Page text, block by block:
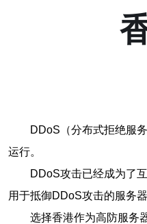
DDoS（分布式拒绝服
运行。
DDoS攻击已经成为了
用于抵御DDoS攻击的服务
选择香港作为高防服务